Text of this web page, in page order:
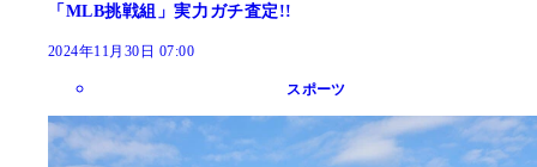
「MLB挑戦組」実力ガチ査定!!
2024年11月30日 07:00
スポーツ